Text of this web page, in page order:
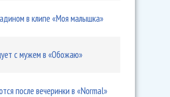
в клипе «Моя малышка»
с мужем в «Обожаю»
после вечеринки в «Normal»